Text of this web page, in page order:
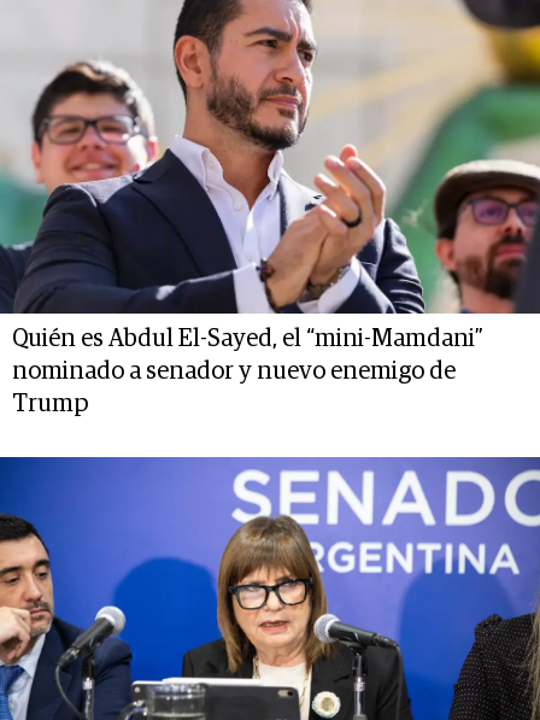
Quién es Abdul El-Sayed, el “mini-Mamdani”
nominado a senador y nuevo enemigo de
Trump